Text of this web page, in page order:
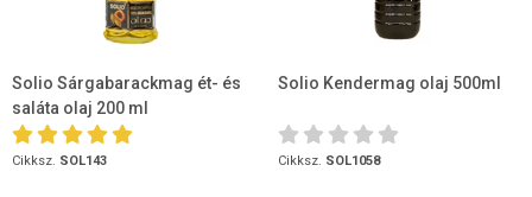
Solio Sárgabarackmag ét- és
saláta olaj 200 ml
Cikksz. SOL143
Solio Kendermag olaj 500ml
Cikksz. SOL1058